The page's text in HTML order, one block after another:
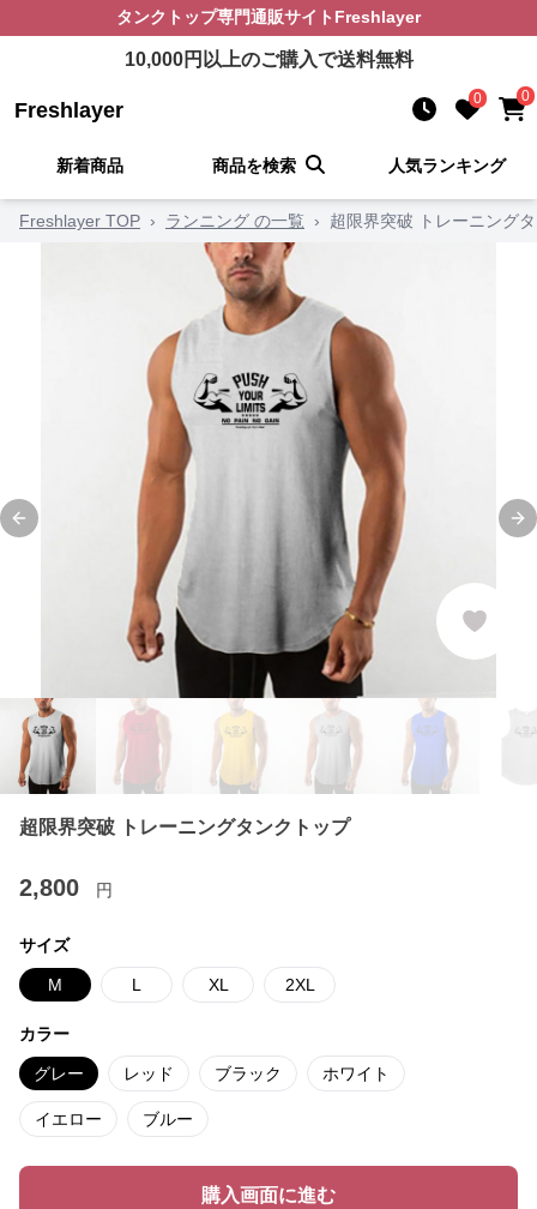
タンクトップ専門通販サイト Freshlayer
10,000円以上のご購入で送料無料
Freshlayer 0 0
新着商品 商品を検索 人気ランキング
Freshlayer TOP › ランニング の一覧 › 超限界突破 トレーニング
Previous slide
超限界突破 トレーニングタンクトップ
2,800 円
サイズ
M L XL 2XL
カラー
グレー レッド ブラック ホワイト
イエロー ブルー
購入画面に進む